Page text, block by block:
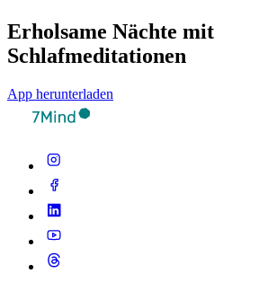
Erholsame Nächte mit
Schlafmeditationen
App herunterladen